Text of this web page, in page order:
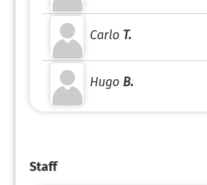
Carlo T.
Hugo B.
Staff